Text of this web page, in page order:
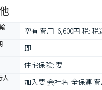
空有 費用: 6,600円 税:
即
住宅保険: 要
人 加入要 会社名: 全保連